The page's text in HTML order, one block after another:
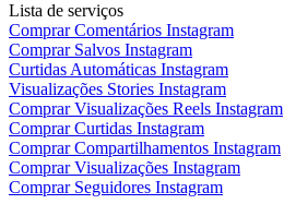
Lista de serviços
Comprar Comentários Instagram
Comprar Salvos Instagram
Curtidas Automáticas Instagram
Visualizações Stories Instagram
Comprar Visualizações Reels Instagram
Comprar Curtidas Instagram
Comprar Compartilhamentos Instagram
Comprar Visualizações Instagram
Comprar Seguidores Instagram